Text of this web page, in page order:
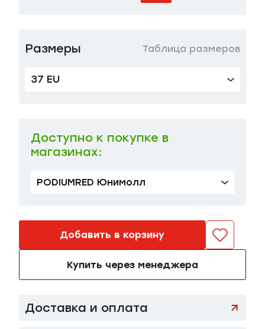
Размеры Таблица размеров
37 EU
Доступно к покупке в
магазинах:
PODIUMRED Юнимолл
Добавить в корзину
Купить через менеджера
Доставка и оплата